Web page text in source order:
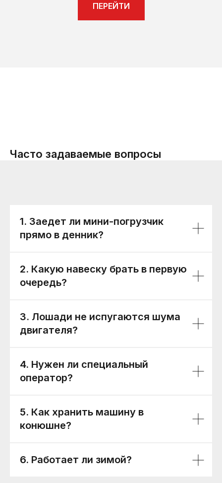
ПЕРЕЙТИ
Часто задаваемые вопросы
1. Заедет ли мини-погрузчик
прямо в денник?
2. Какую навеску брать в первую
очередь?
3. Лошади не испугаются шума
двигателя?
4. Нужен ли специальный
оператор?
5. Как хранить машину в
конюшне?
6. Работает ли зимой?